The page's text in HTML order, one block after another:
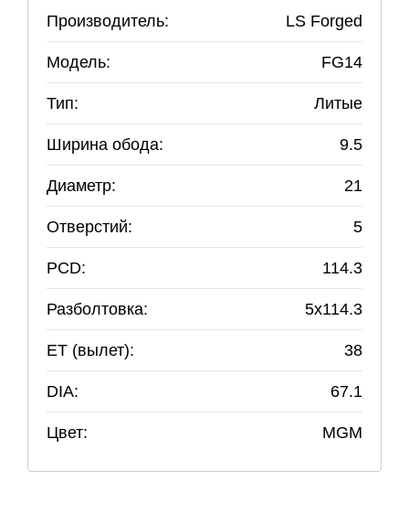
Производитель: LS Forged
Модель: FG14
Тип: Литые
Ширина обода: 9.5
Диаметр: 21
Отверстий: 5
PCD: 114.3
Разболтовка: 5x114.3
ET (вылет): 38
DIA: 67.1
Цвет: MGM